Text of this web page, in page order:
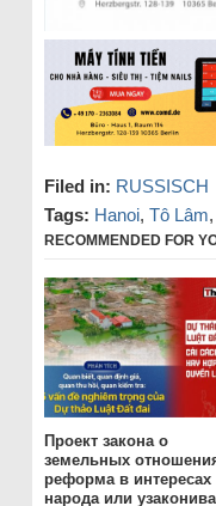
Filed in: RUSSISCH
Tags: Hanoi, Tô Lâm,
RECOMMENDED FOR
Проект закона о
земельных
реформа в интересах
народа или